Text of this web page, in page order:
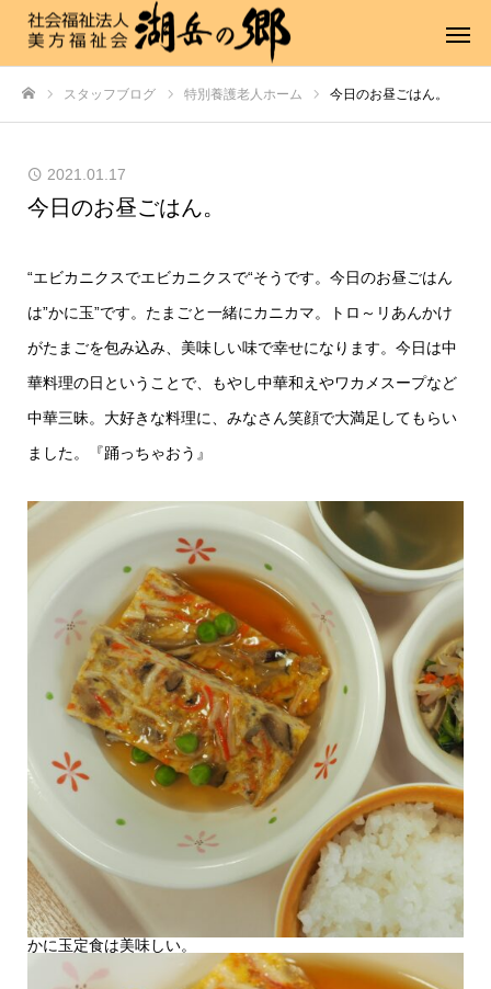
スタッフブログ 特別養護老人ホーム 今日のお昼ごはん。
2021.01.17
今日のお昼ごはん。
“エビカニクスでエビカニクスで“そうです。今日のお昼ごはん
は”かに玉”です。たまごと一緒にカニカマ。トロ～リあんかけ
がたまごを包み込み、美味しい味で幸せになります。今日は中
華料理の日ということで、もやし中華和えやワカメスープなど
中華三昧。大好きな料理に、みなさん笑顔で大満足してもらい
ました。『踊っちゃおう』
かに玉定食は美味しい。